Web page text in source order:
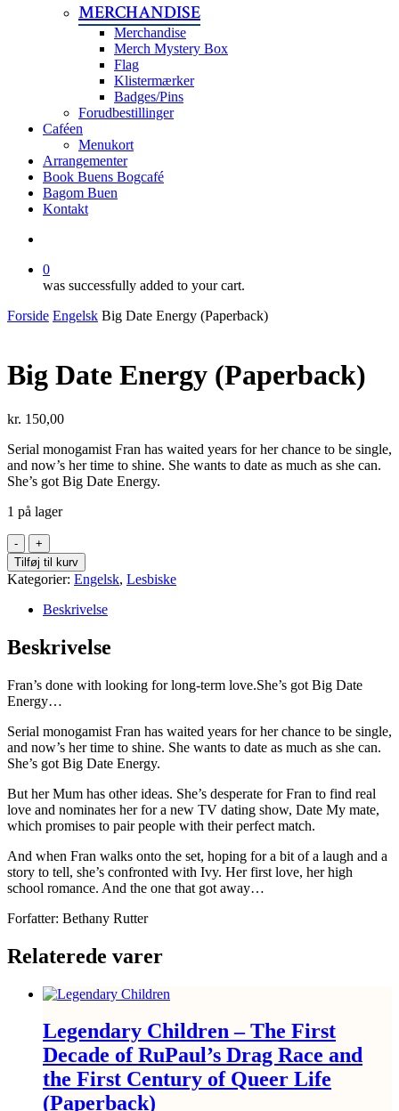
MERCHANDISE
Merchandise
Merch Mystery Box
Flag
Klistermærker
Badges/Pins
Forudbestillinger
Caféen
Menukort
Arrangementer
Book Buens Bogcafé
Bagom Buen
Kontakt
0
was successfully added to your cart.
Forside Engelsk Big Date Energy (Paperback)
Big Date Energy (Paperback)
kr. 150,00
Serial monogamist Fran has waited years for her chance to be single,
and now’s her time to shine. She wants to date as much as she can.
She’s got Big Date Energy.
1 på lager
Big
Date
Energy
(Paperback)
antal
Tilføj til kurv
Kategorier: Engelsk, Lesbiske
Beskrivelse
Beskrivelse
Fran’s done with looking for long-term love.She’s got Big Date
Energy…
Serial monogamist Fran has waited years for her chance to be single,
and now’s her time to shine. She wants to date as much as she can.
She’s got Big Date Energy.
But her Mum has other ideas. She’s desperate for Fran to find real
love and nominates her for a new TV dating show, Date My mate,
which promises to pair people with their perfect match.
And when Fran walks onto the set, hoping for a bit of a laugh and a
story to tell, she’s confronted with Ivy. Her first love, her high
school romance. And the one that got away…
Forfatter: Bethany Rutter
Relaterede varer
Legendary Children – The First
Decade of RuPaul’s Drag Race and
the First Century of Queer Life
(Paperback)